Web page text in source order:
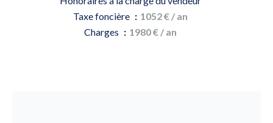
Taxe foncière
1052 € / an
Charges
1980 € / an